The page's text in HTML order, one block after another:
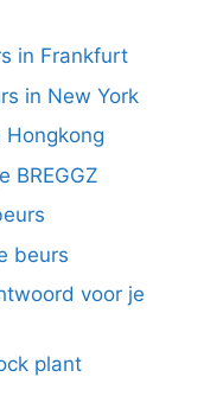
in Frankfurt
in New York
Hongkong
BREGGZ
beurs
voor je
plant